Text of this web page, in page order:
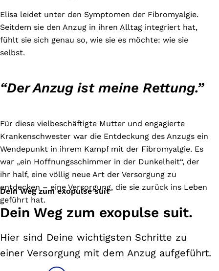
Elisa leidet unter den Symptomen der Fibromyalgie.
Seitdem sie den Anzug in ihren Alltag integriert hat,
fühlt sie sich genau so, wie sie es möchte: wie sie
selbst.
“Der Anzug ist meine Rettung.”
Für diese vielbeschäftigte Mutter und engagierte
Krankenschwester war die Entdeckung des Anzugs ein
Wendepunkt in ihrem Kampf mit der Fibromyalgie. Es
war „ein Hoffnungsschimmer in der Dunkelheit“, der
ihr half, eine völlig neue Art der Versorgung zu
entdecken – eine Versorgung, die sie zurück ins Leben
geführt hat.
Dein Weg zum exopulse suit
Dein Weg zum exopulse suit.
Hier sind Deine wichtigsten Schritte zu
einer Versorgung mit dem Anzug aufgeführt.